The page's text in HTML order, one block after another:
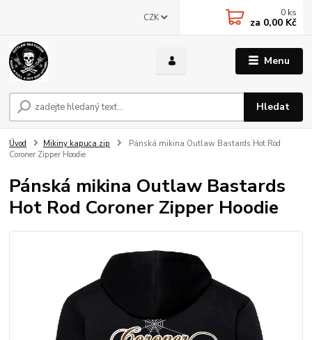
Menu
CZK
Hledat
0 ks
za 0,00 Kč
Úvod Mikiny kapuca zip
Pánská mikina Outlaw Bastards Hot Rod
Coroner Zipper Hoodie
Pánská mikina Outlaw Bastards
Hot Rod Coroner Zipper Hoodie